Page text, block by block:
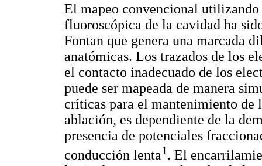
El mapeo convencional
fluoroscópica de la cavidad ha
Fontan que genera una marcada
anatómicas. Los trazados de los
el contacto inadecuado de los
puede ser mapeada de manera
críticas para el mantenimiento de
ablación, es dependiente de la
presencia de potenciales
conducción lenta1. El